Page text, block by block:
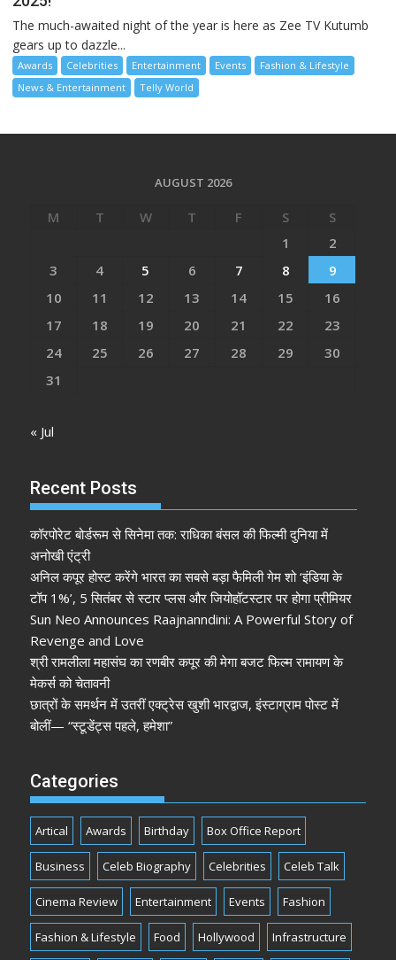
The much-awaited night of the year is here as Zee TV Kutumb
gears up to dazzle...
Awards Celebrities Entertainment Events
Fashion & Lifestyle
News & Entertainment
Telly World
AUGUST 2026
M T W T F S
S
1
2
3
4 5 6 7 8
9
10
11 12 13 14 15
16
17
18 19 20 21 22
23
24
25 26 27 28 29
30
31
« Jul
Recent Posts
कॉरपोरेट बोर्डरूम से सिनेमा तक: राधिका बंसल की फिल्मी दुनिया में
अनोखी एंट्री
अनिल कपूर होस्ट करेंगे भारत का सबसे बड़ा फैमिली गेम शो ‘इंडिया के
टॉप 1%’, 5 सितंबर से स्टार प्लस और जियोहॉटस्टार पर होगा प्रीमियर
Sun Neo Announces Raajnanndini: A Powerful Story of
Revenge and Love
श्री रामलीला महासंघ का रणबीर कपूर की मेगा बजट फिल्म रामायण के
मेकर्स को चेतावनी
छात्रों के समर्थन में उतरीं एक्ट्रेस खुशी भारद्वाज, इंस्टाग्राम पोस्ट में
बोलीं— “स्टूडेंट्स पहले, हमेशा”
Categories
Artical Awards Birthday Box Office Report
Business Celeb Biography Celebrities Celeb Talk
Cinema Review Entertainment Events Fashion
Fashion & Lifestyle Food Hollywood Infrastructure